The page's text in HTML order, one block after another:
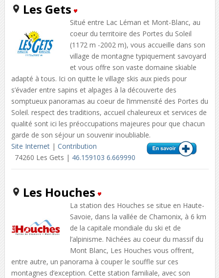
Les Gets
Situé entre Lac Léman et Mont-Blanc, au
coeur du territoire des Portes du Soleil
(1172 m -2002 m), vous accueille dans son
village de montagne typiquement savoyard
et vous offre son vaste domaine skiable
adapté à tous. Ici on quitte le village skis aux pieds pour
s’évader entre sapins et alpages à la découverte des
somptueux panoramas au coeur de l’immensité des Portes du
Soleil. respect des traditions, accueil chaleureux et services de
qualité sont ici les préoccupations majeures pour que chacun
garde de son séjour un souvenir inoubliable.
Site Internet| Contribution
74260 Les Gets | 46.159103 6.669990
Les Houches
La station des Houches se situe en Haute-
Savoie, dans la vallée de Chamonix, à 6 km
de la capitale mondiale du ski et de
l’alpinisme. Nichées au coeur du massif du
Mont Blanc, Les Houches vous offrent,
entre autre, un panorama à couper le souffle sur ces
montagnes d’exception. Cette station familiale, avec son